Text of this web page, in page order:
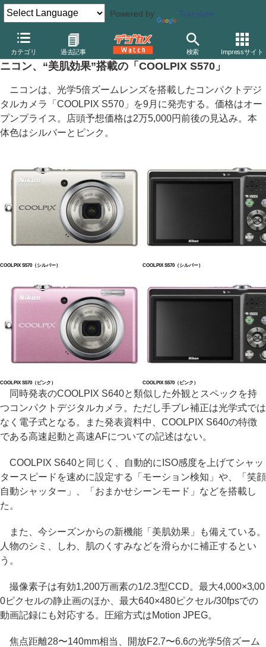
Powered by Translate
カテゴリ 過去記事 検索 Impressサイト
デジカメ Watch カメラ レンズ一体型（コンパクト）カメラ ニ
ニコン、“美肌効果”搭載の「COOLPIX S570」
ニコンは、光学5倍ズームレンズを搭載したコンパクトデジ
タルカメラ「COOLPIX S570」を9月に発売する。価格はオー
プンプライス。店頭予想価格は2万5,000円前後の見込み。本
体色はシルバーとピンク。
COOLPIX S570（シルバー） COOLPIX S570（シルバー）
COOLPIX S570（ピンク） COOLPIX S570（ピンク）
同時発表のCOOLPIX S640と類似した外観とスペックを持
つコンパクトデジタルカメラ。ただし手ブレ補正は光学式では
なく電子式となる。また発表資料中、COOLPIX S640の特徴
である高速起動と高速AFについての記述はない。
COOLPIX S640と同じく、自動的にISO感度を上げてシャッ
タースピードを速めに設定する「モーション検知」や、「笑顔
自動シャッター」、「おまかせシーンモード」などを搭載し
た。
また、今シーズンからの新機能「美肌効果」も備えている。
人物のシミ、しわ、肌のくすみなどを滑らかに補正するとい
う。
撮像素子は有効1,200万画素の1/2.3型CCD。最大4,000×3,00
0ピクセルの静止画のほか、最大640×480ピクセル/30fpsでの
動画記録にも対応する。圧縮方式はMotion JPEG。
焦点距離28〜140mm相当、開放F2.7〜6.6の光学5倍ズーム